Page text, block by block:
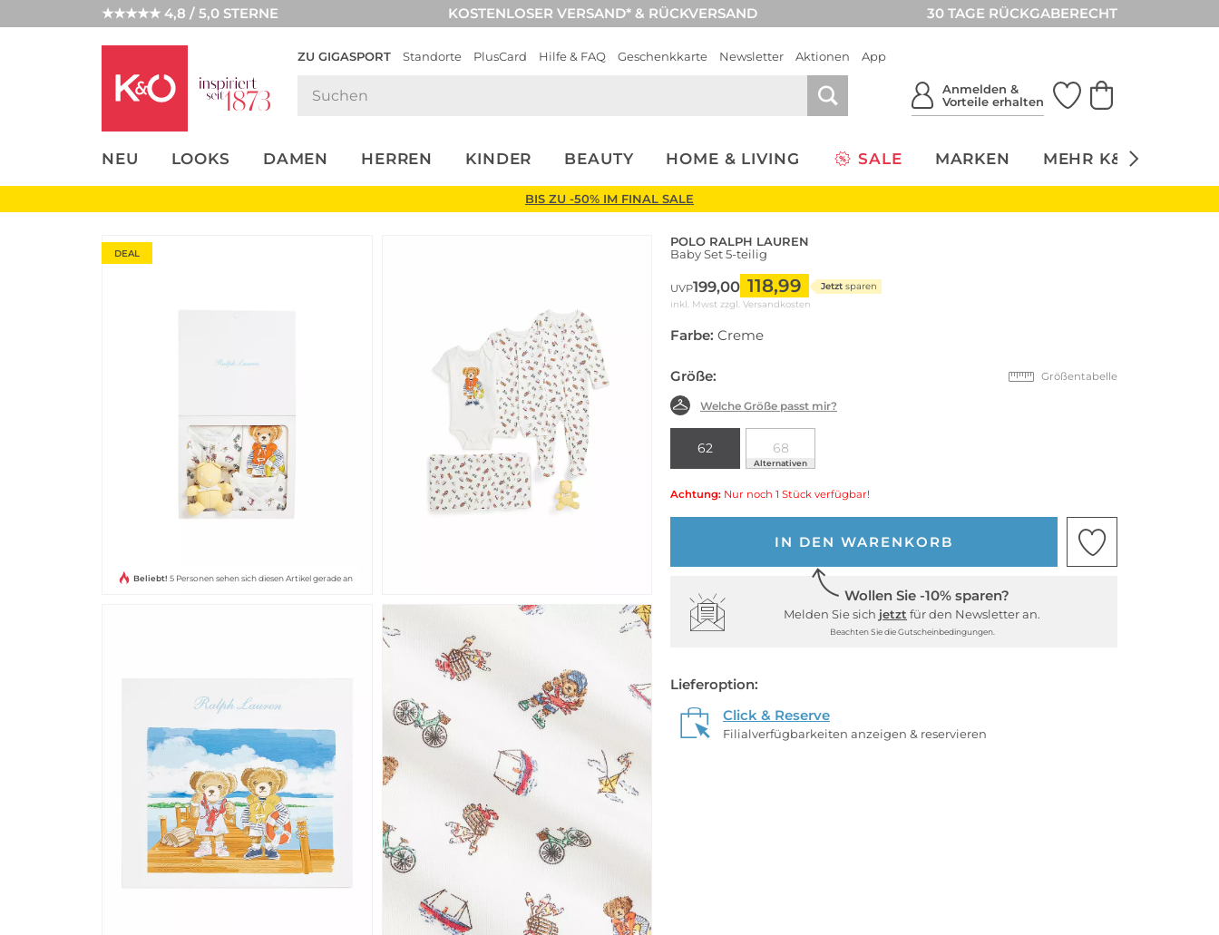
★★★★★ 4,8 / 5,0 STERNE KOSTENLOSER VERSAND* & RÜCKVERSAND 30 TAGE RÜCKGABERECHT
ZU GIGASPORT Standorte PlusCard Hilfe & FAQ Geschenkkarte Newsletter Aktionen App
Anmelden &
Vorteile erhalten
NEU LOOKS DAMEN HERREN KINDER BEAUTY HOME & LIVING SALE MARKEN MEHR K&Ö
UNSERE APP
CLICK &
BIS ZU -50% IM FINAL SALE
DEAL
Beliebt! 5 Personen sehen sich diesen Artikel gerade an
POLO RALPH LAUREN
Baby Set 5-teilig
UVP199,00 118,99 Jetzt sparen
inkl. Mwst zzgl. Versandkosten
Farbe: Creme
Größe: Größentabelle
Welche Größe passt mir?
62 68
Alternativen
Achtung: Nur noch 1 Stück verfügbar!
IN DEN WARENKORB
Wollen Sie -10% sparen?
Melden Sie sich jetzt für den Newsletter an.
Beachten Sie die Gutscheinbedingungen.
Lieferoption:
Click & Reserve
Filialverfügbarkeiten anzeigen & reservieren